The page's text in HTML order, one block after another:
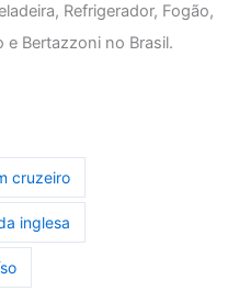
Refrigerador, Fogão,
e Bertazzoni no Brasil.
cruzeiro
inglesa